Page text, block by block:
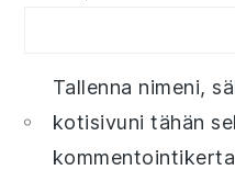
Tallenna nimeni,
kotisivuni tähän